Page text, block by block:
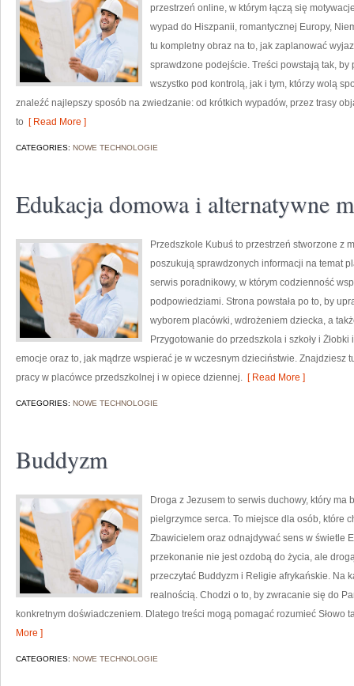
przestrzeń online, w którym łączą się
wypad do Hiszpanii, romantycznej Europy,
tu kompletny obraz na to, jak zaplanować
sprawdzone podejście. Treści powstają tak,
wszystko pod kontrolą, jak i tym, którzy wolą
znaleźć najlepszy sposób na zwiedzanie: od krótkich wypadów, przez trasy
to [ Read More ]
CATEGORIES: NOWE TECHNOLOGIE
Edukacja domowa i alternatywne
Przedszkole Kubuś to przestrzeń stworzone z
poszukują sprawdzonych informacji na temat
serwis poradnikowy, w którym codzienność
podpowiedziami. Strona powstała po to, by
wyborem placówki, wdrożeniem dziecka, a
Przygotowanie do przedszkola i szkoły i
emocje oraz to, jak mądrze wspierać je w wczesnym dzieciństwie. Znajdziesz
pracy w placówce przedszkolnej i w opiece dziennej. [ Read More ]
CATEGORIES: NOWE TECHNOLOGIE
Buddyzm
Droga z Jezusem to serwis duchowy, który
pielgrzymce serca. To miejsce dla osób, które
Zbawicielem oraz odnajdywać sens w świetle
przekonanie nie jest ozdobą do życia, ale
przeczytać Buddyzm i Religie afrykańskie. Na
realnością. Chodzi o to, by zwracanie się do
konkretnym doświadczeniem. Dlatego treści mogą pomagać rozumieć Słowo
More ]
CATEGORIES: NOWE TECHNOLOGIE